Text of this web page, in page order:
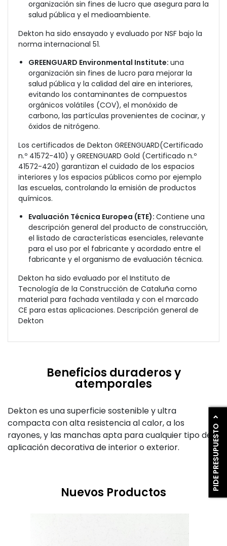
PIDE PRESUPUESTO
organización sin fines de lucro que asegura para la
salud pública y el medioambiente.
Dekton ha sido ensayado y evaluado por NSF bajo la
norma internacional 51.
GREENGUARD Environmental Institute: una
organización sin fines de lucro para mejorar la
salud pública y la calidad del aire en interiores,
evitando los contaminantes de compuestos
orgánicos volátiles (COV), el monóxido de
carbono, las partículas provenientes de cocinar, y
óxidos de nitrógeno.
Los certificados de Dekton GREENGUARD(Certificado
n.º 41572-410) y GREENGUARD Gold (Certificado n.º
41572-420) garantizan el cuidado de los espacios
interiores y los espacios públicos como por ejemplo
las escuelas, controlando la emisión de productos
químicos.
Evaluación Técnica Europea (ETE): Contiene una
descripción general del producto de construcción,
el listado de características esenciales, relevante
para el uso por el fabricante y acordado entre el
fabricante y el organismo de evaluación técnica.
Dekton ha sido evaluado por el Instituto de
Tecnología de la Construcción de Cataluña como
material para fachada ventilada y con el marcado
CE para estas aplicaciones. Descripción general de
Dekton
Beneficios duraderos y
atemporales
Dekton es una superficie sostenible y ultra
compacta con alta resistencia al calor, a los
rayones, y las manchas apta para cualquier tipo de
aplicación decorativa de interior o exterior.
Nuevos Productos